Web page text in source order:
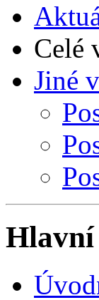
Celé
Jiné
Hlavní